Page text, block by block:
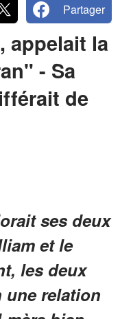
Partager
appelait la
- Sa
de
ses deux
et le
les deux
une relation